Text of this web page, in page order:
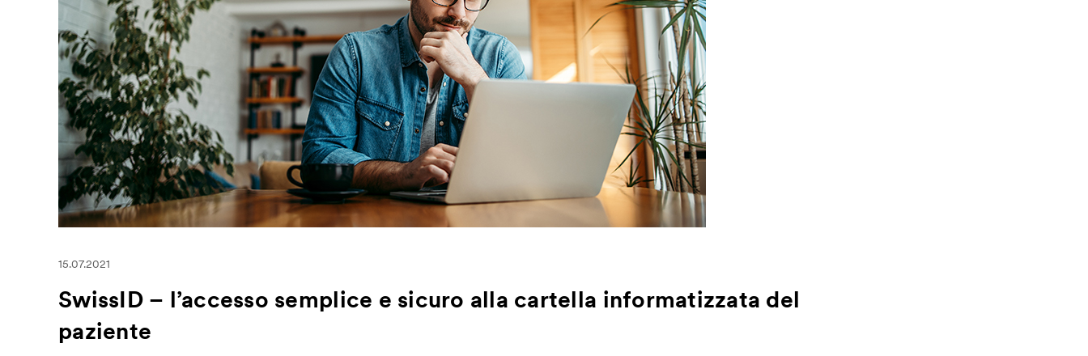
15.07.2021
SwissID – l’accesso semplice e sicuro alla cartella informatizzata del
paziente